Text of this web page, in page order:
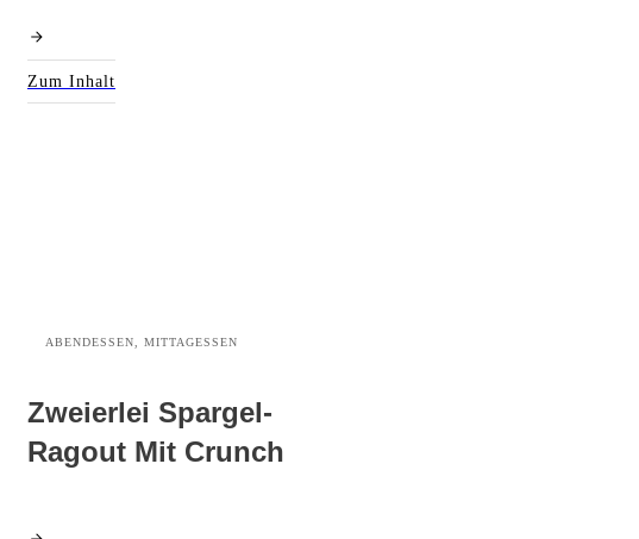
Zum Inhalt
ABENDESSEN, MITTAGESSEN
Zweierlei Spargel-
Ragout Mit Crunch